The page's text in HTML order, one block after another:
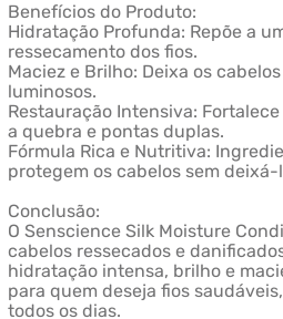
Benefícios do Produto:
Hidratação Profunda: Repõe a
ressecamento dos fios.
Maciez e Brilho: Deixa os
luminosos.
Restauração Intensiva:
a quebra e pontas duplas.
Fórmula Rica e Nutritiva:
protegem os cabelos sem deixá-
Conclusão:
O Senscience Silk Moisture
cabelos ressecados e
hidratação intensa, brilho e
para quem deseja fios
todos os dias.